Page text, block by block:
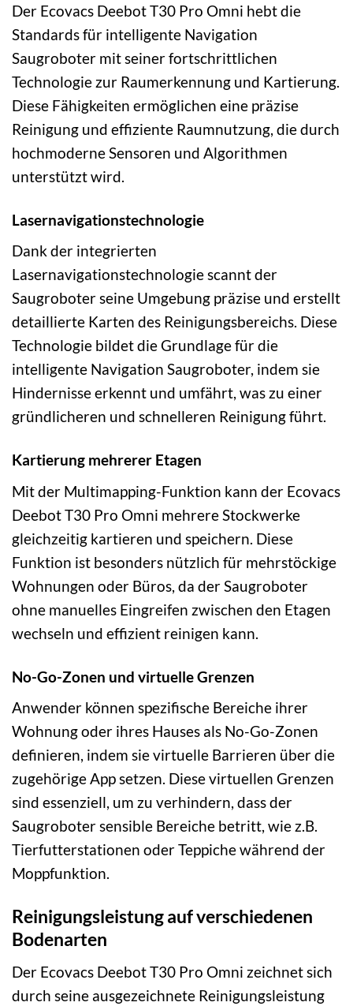
Der Ecovacs Deebot T30 Pro Omni hebt die
Standards für intelligente Navigation
Saugroboter mit seiner fortschrittlichen
Technologie zur Raumerkennung und Kartierung.
Diese Fähigkeiten ermöglichen eine präzise
Reinigung und effiziente Raumnutzung, die durch
hochmoderne Sensoren und Algorithmen
unterstützt wird.
Lasernavigationstechnologie
Dank der integrierten
Lasernavigationstechnologie scannt der
Saugroboter seine Umgebung präzise und erstellt
detaillierte Karten des Reinigungsbereichs. Diese
Technologie bildet die Grundlage für die
intelligente Navigation Saugroboter, indem sie
Hindernisse erkennt und umfährt, was zu einer
gründlicheren und schnelleren Reinigung führt.
Kartierung mehrerer Etagen
Mit der Multimapping-Funktion kann der Ecovacs
Deebot T30 Pro Omni mehrere Stockwerke
gleichzeitig kartieren und speichern. Diese
Funktion ist besonders nützlich für mehrstöckige
Wohnungen oder Büros, da der Saugroboter
ohne manuelles Eingreifen zwischen den Etagen
wechseln und effizient reinigen kann.
No-Go-Zonen und virtuelle Grenzen
Anwender können spezifische Bereiche ihrer
Wohnung oder ihres Hauses als No-Go-Zonen
definieren, indem sie virtuelle Barrieren über die
zugehörige App setzen. Diese virtuellen Grenzen
sind essenziell, um zu verhindern, dass der
Saugroboter sensible Bereiche betritt, wie z.B.
Tierfutterstationen oder Teppiche während der
Moppfunktion.
Reinigungsleistung auf verschiedenen
Bodenarten
Der Ecovacs Deebot T30 Pro Omni zeichnet sich
durch seine ausgezeichnete Reinigungsleistung